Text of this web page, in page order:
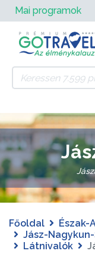
Mai programok
Főoldal
Észak-
Jász-
Látnivalók